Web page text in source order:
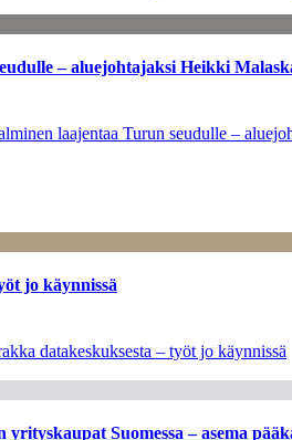
– aluejohtajaksi Heikki
laajentaa Turun seudulle –
jo käynnissä
datakeskuksesta – työt jo käynnissä
Suomessa – asema